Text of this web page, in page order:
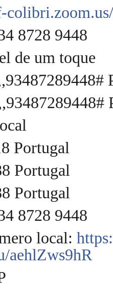
8728 9448
de um toque
Portugal
Portugal
Portugal
8728 9448
local:
aehlZws9hR